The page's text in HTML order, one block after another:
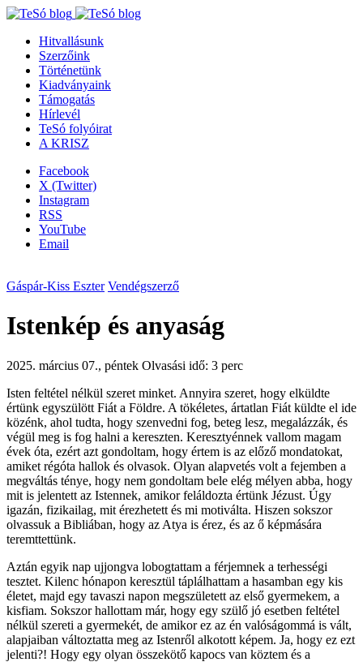
Hitvallásunk
Szerzőink
Történetünk
Kiadványaink
Támogatás
Hírlevél
TeSó folyóirat
A KRISZ
Facebook
X (Twitter)
Instagram
RSS
YouTube
Email
Gáspár-Kiss Eszter Vendégszerző
Istenkép és anyaság
2025. március 07., péntek Olvasási idő: 3 perc
Isten feltétel nélkül szeret minket. Annyira szeret, hogy elküldte
értünk egyszülött Fiát a Földre. A tökéletes, ártatlan Fiát küldte el ide
közénk, ahol tudta, hogy szenvedni fog, beteg lesz, megalázzák, és
végül meg is fog halni a kereszten. Keresztyénnek vallom magam
évek óta, ezért azt gondoltam, hogy értem is az előző mondatokat,
amiket régóta hallok és olvasok. Olyan alapvetés volt a fejemben a
megváltás ténye, hogy nem gondoltam bele elég mélyen abba, hogy
mit is jelentett az Istennek, amikor feláldozta értünk Jézust. Úgy
igazán, fizikailag, mit érezhetett és mi motiválta. Hiszen sokszor
olvassuk a Bibliában, hogy az Atya is érez, és az ő képmására
teremttettünk.
Aztán egyik nap ujjongva lobogtattam a férjemnek a terhességi
tesztet. Kilenc hónapon keresztül táplálhattam a hasamban egy kis
életet, majd egy tavaszi napon megszületett az első gyermekem, a
kisfiam. Sokszor hallottam már, hogy egy szülő jó esetben feltétel
nélkül szereti a gyermekét, de amikor ez az én valóságommá is vált,
alapjaiban változtatta meg az Istenről alkotott képem. Ja, hogy ez ezt
jelenti?! Hogy egy olyan összekötő kapocs van köztem és a